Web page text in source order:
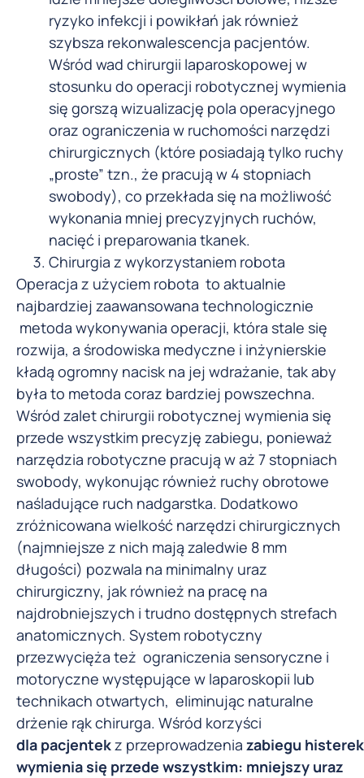
ryzyko infekcji i powikłań jak również
szybsza rekonwalescencja pacjentów.
Wśród wad chirurgii laparoskopowej w
stosunku do operacji robotycznej wymienia
się gorszą wizualizację pola operacyjnego
oraz ograniczenia w ruchomości narzędzi
chirurgicznych (które posiadają tylko ruchy
„proste” tzn., że pracują w 4 stopniach
swobody), co przekłada się na możliwość
wykonania mniej precyzyjnych ruchów,
nacięć i preparowania tkanek.
Chirurgia z wykorzystaniem robota
Operacja z użyciem robota to aktualnie
najbardziej zaawansowana technologicznie
metoda wykonywania operacji, która stale się
rozwija, a środowiska medyczne i inżynierskie
kładą ogromny nacisk na jej wdrażanie, tak aby
była to metoda coraz bardziej powszechna.
Wśród zalet chirurgii robotycznej wymienia się
przede wszystkim precyzję zabiegu, ponieważ
narzędzia robotyczne pracują w aż 7 stopniach
swobody, wykonując również ruchy obrotowe
naśladujące ruch nadgarstka. Dodatkowo
zróżnicowana wielkość narzędzi chirurgicznych
(najmniejsze z nich mają zaledwie 8 mm
długości) pozwala na minimalny uraz
chirurgiczny, jak również na pracę na
najdrobniejszych i trudno dostępnych strefach
anatomicznych. System robotyczny
przezwycięża też ograniczenia sensoryczne i
motoryczne występujące w laparoskopii lub
technikach otwartych, eliminując naturalne
drżenie rąk chirurga. Wśród korzyści
dla pacjentekz przeprowadzenia zabiegu
wymienia się przede wszystkim: mniejszy uraz